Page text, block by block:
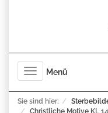
Toggle
navigation
Menü
Sie sind hier:
Christliche Motive KL